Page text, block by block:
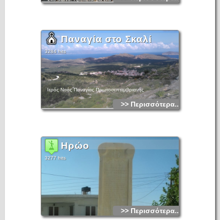
τοιχογραφίες του οποίου έχουν σχεδόν καταστραφεί. Ιδιαίτερο
Παναγία στο Σκαλί
3284 hits
Ιερός Ναός Παναγίας Πρωτοσεπτεμβριανής
>> Περισσότερα...
Ηρώο
3277 hits
>> Περισσότερα...